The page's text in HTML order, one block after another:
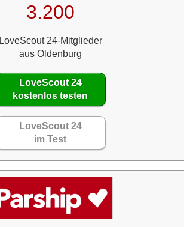
3.200
LoveScout 24-Mitglieder
aus Oldenburg
LoveScout 24
kostenlos testen
LoveScout 24
im Test